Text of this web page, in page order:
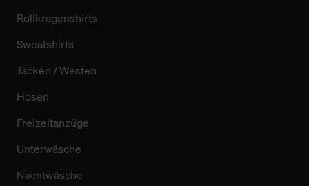
Rollkragenshirts
Sweatshirts
Jacken / Westen
Hosen
Freizeitanzüge
Unterwäsche
Nachtwäsche